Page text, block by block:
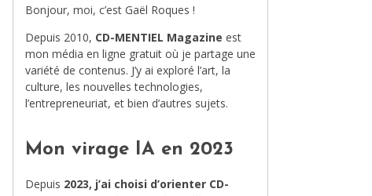
ARCHITECTURE
MODE
VOYAGE
ÉQUILIBRE ET ÉVOLUTION
Bonjour, moi, c’est Gaël Roques !
Depuis 2010, CD-MENTIEL Magazine est
mon média en ligne gratuit où je partage une
variété de contenus. J’y ai exploré l’art, la
culture, les nouvelles technologies,
l’entrepreneuriat, et bien d’autres sujets.
Mon virage IA en 2023
Depuis 2023, j’ai choisi d’orienter CD-